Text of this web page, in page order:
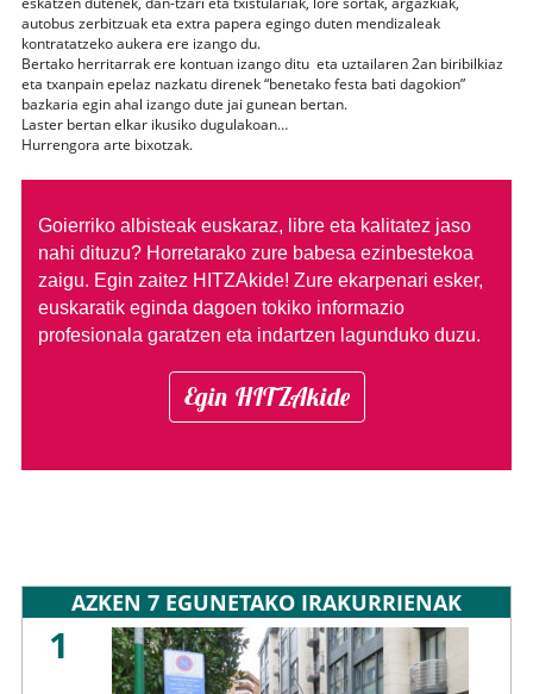
autobus zerbitzuak eta extra papera egingo duten mendizaleak
kontratatzeko aukera ere izango du.
Bertako herritarrak ere kontuan izango ditu eta uztailaren 2an biribilkiaz
eta txanpain epelaz nazkatu direnek “benetako festa bati dagokion”
bazkaria egin ahal izango dute jai gunean bertan.
Laster bertan elkar ikusiko dugulakoan…
Hurrengora arte bixotzak.
Goierriko albisteak euskaraz, libre eta kalitatez jaso
nahi dituzu? Horretarako zure babesa ezinbestekoa
zaigu. Egin zaitez HITZAkide! Zure ekarpenari esker,
euskaratik eginda dagoen tokiko informazio
profesionala garatzen eta indartzen lagunduko duzu.
Egin HITZAkide
AZKEN 7 EGUNETAKO IRAKURRIENAK
1